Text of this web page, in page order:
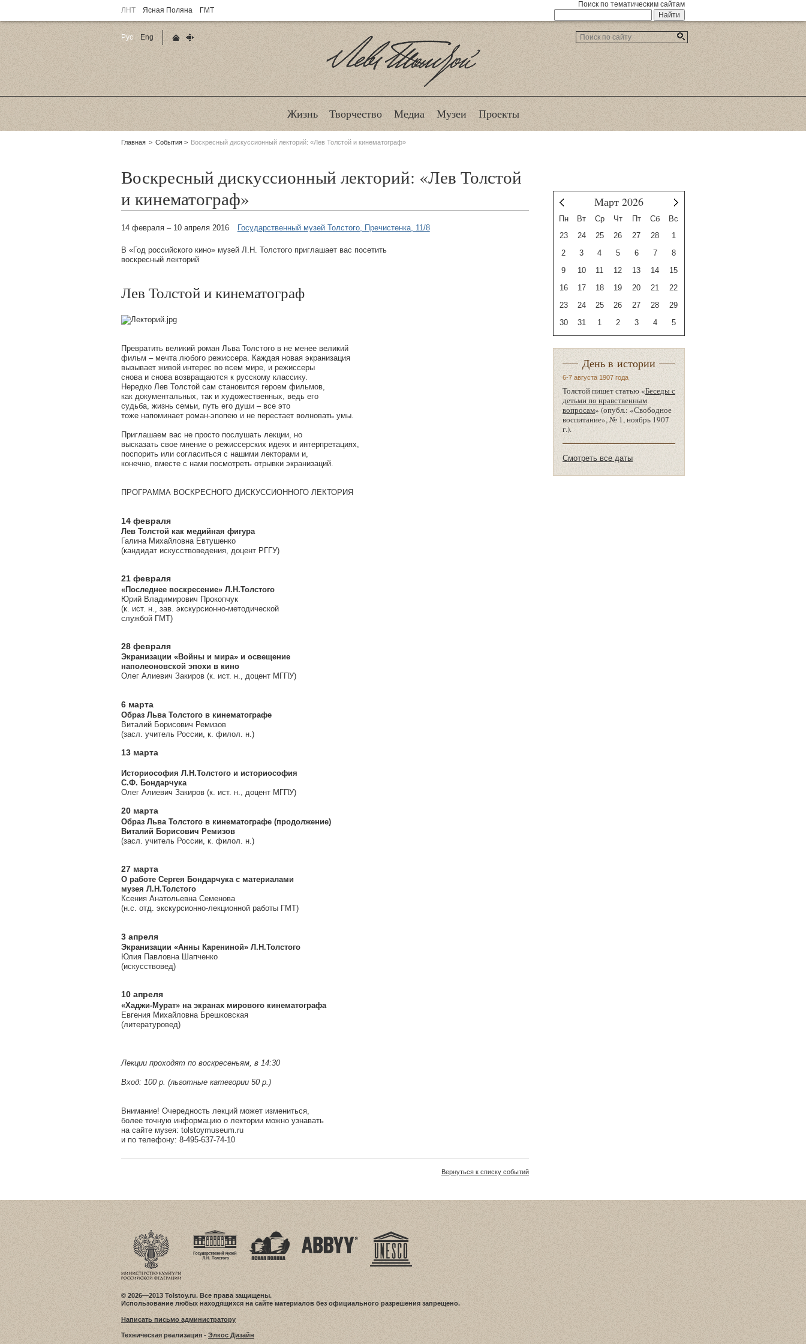
ЛНТ Ясная Поляна ГМТ
Поиск по тематическим сайтам
Лев Толстой
Жизнь Творчество Медиа Музеи Проекты
Родительские
Главная События Воскресный дискуссионный лекторий: «Лев Толстой и кинематограф»
Воскресный дискуссионный лекторий: «Лев Толстой
и кинематограф»
14 февраля – 10 апреля 2016 Государственный музей Толстого, Пречистенка, 11/8
В «Год российского кино» музей Л.Н. Толстого приглашает вас посетить
воскресный лекторий
Лев Толстой и кинематограф
Превратить великий роман Льва Толстого в не менее великий
фильм – мечта любого режиссера. Каждая новая экранизация
вызывает живой интерес во всем мире, и режиссеры
снова и снова возвращаются к русскому классику.
Нередко Лев Толстой сам становится героем фильмов,
как документальных, так и художественных, ведь его
судьба, жизнь семьи, путь его души – все это
тоже напоминает роман-эпопею и не перестает волновать умы.
Приглашаем вас не просто послушать лекции, но
высказать свое мнение о режиссерских идеях и интерпретациях,
поспорить или согласиться с нашими лекторами и,
конечно, вместе с нами посмотреть отрывки экранизаций.
ПРОГРАММА ВОСКРЕСНОГО ДИСКУССИОННОГО ЛЕКТОРИЯ
14 февраля
Лев Толстой как медийная фигура
Галина Михайловна Евтушенко
(кандидат искусствоведения, доцент РГГУ)
21 февраля
«Последнее воскресение» Л.Н.Толстого
Юрий Владимирович Прокопчук
(к. ист. н., зав. экскурсионно-методической
службой ГМТ)
28 февраля
Экранизации «Войны и мира» и освещение
наполеоновской эпохи в кино
Олег Алиевич Закиров (к. ист. н., доцент МГПУ)
6 марта
Образ Льва Толстого в кинематографе
Виталий Борисович Ремизов
(засл. учитель России, к. филол. н.)
13 марта
Историософия Л.Н.Толстого и историософия
С.Ф. Бондарчука
Олег Алиевич Закиров (к. ист. н., доцент МГПУ)
20 марта
Образ Льва Толстого в кинематографе (продолжение)
Виталий Борисович Ремизов
(засл. учитель России, к. филол. н.)
27 марта
О работе Сергея Бондарчука с материалами
музея Л.Н.Толстого
Ксения Анатольевна Семенова
(н.с. отд. экскурсионно-лекционной работы ГМТ)
3 апреля
Экранизации «Анны Карениной» Л.Н.Толстого
Юлия Павловна Шапченко
(искусствовед)
10 апреля
«Хаджи-Мурат» на экранах мирового кинематографа
Евгения Михайловна Брешковская
(литературовед)
Лекции проходят по воскресеньям, в 14:30
Вход: 100 р. (льготные категории 50 р.)
Внимание! Очередность лекций может измениться,
более точную информацию о лектории можно узнавать
на сайте музея: tolstoymuseum.ru
и по телефону: 8-495-637-74-10
Вернуться к списку событий
Март 2026
Пн Вт Ср Чт Пт Сб
Вс
23
24 25 26 27 28
1
2
3 4 5 6 7
8
9
10 11 12 13 14
15
16
17 18 19 20 21
22
23
24 25 26 27 28
29
30
31 1 2 3 4 5
День в истории
6-7 августа 1907 года
Толстой пишет статью «Беседы с
детьми по нравственным
вопросам» (опубл.: «Свободное
воспитание», № 1, ноябрь 1907
г.).
Смотреть все даты
Рус
Eng
© 2026—2013 Tolstoy.ru. Все права защищены.
Использование любых находящихся на сайте материалов без официального разрешения запрещено.
Написать письмо администратору
Техническая реализация - Элкос Дизайн